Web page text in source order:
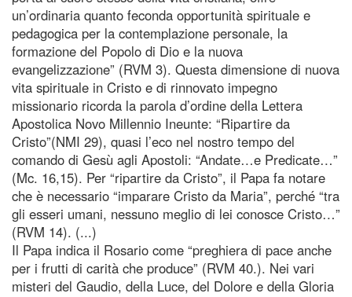
un’ordinaria quanto feconda opportunità spirituale e
pedagogica per la contemplazione personale, la
formazione del Popolo di Dio e la nuova
evangelizzazione” (RVM 3). Questa dimensione di nuova
vita spirituale in Cristo e di rinnovato impegno
missionario ricorda la parola d’ordine della Lettera
Apostolica Novo Millennio Ineunte: “Ripartire da
Cristo”(NMI 29), quasi l’eco nel nostro tempo del
comando di Gesù agli Apostoli: “Andate…e Predicate…”
(Mc. 16,15). Per “ripartire da Cristo”, il Papa fa notare
che è necessario “imparare Cristo da Maria”, perché “tra
gli esseri umani, nessuno meglio di lei conosce Cristo…”
(RVM 14). (...)
Il Papa indica il Rosario come “preghiera di pace anche
per i frutti di carità che produce” (RVM 40.). Nei vari
misteri del Gaudio, della Luce, del Dolore e della Gloria